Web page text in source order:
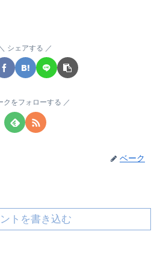
シェアする
クをフォローする
ベーク
トを書き込む